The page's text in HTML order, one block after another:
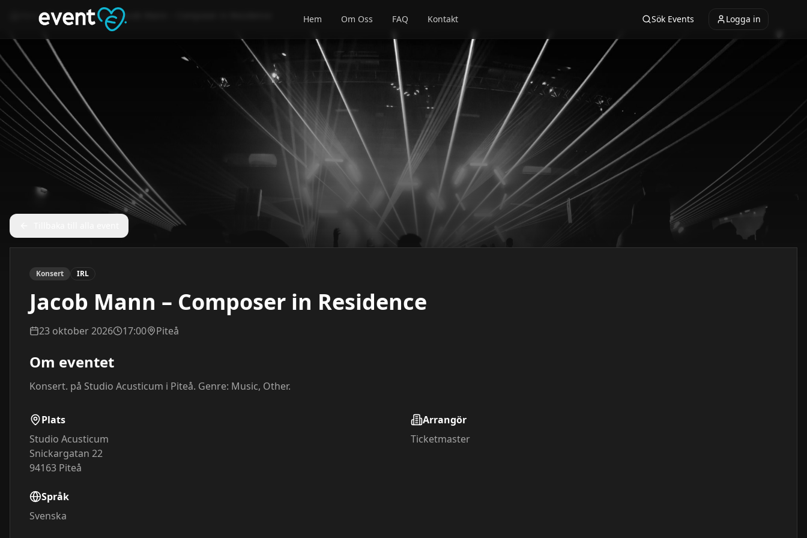
Hem Om Oss FAQ Kontakt Sök Events Logga in
Event Konsert Jacob Mann – Composer in Residence
Konsert IRL
Jacob Mann – Composer in Residence
23 oktober 2026 17:00 Piteå
Om eventet
Konsert. på Studio Acusticum i Piteå. Genre: Music, Other.
Plats
Studio Acusticum
Snickargatan 22
94163 Piteå
Arrangör
Ticketmaster
Språk
Svenska